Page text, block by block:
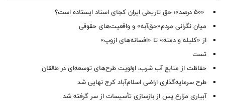
«۵۰ درصد»؛ حق تاریخی ایران کجای اسناد ایستاده است؟
میان نگرانی مردم«حق‌آبه» و واقعیت‌های حقوقی
از «کلیله و دمنه» تا «افسانه‌های ازوپ»
تست
حفاظت از منابع آب شرب، اولویت طرح‌های توسعه‌ای در طالقان
طرح سرمایه‌گذاری اراضی اسلام‌آباد کرج نهایی شد
آبیاری مزارع پس از بازسازی تأسیسات از سر گرفته شد